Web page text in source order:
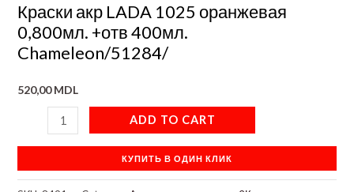
Краски акр LADA 1025 оранжевая
0,800мл. +отв 400мл.
Chameleon/51284/
520,00MDL
ADD TO CART
КУПИТЬ В ОДИН КЛИК